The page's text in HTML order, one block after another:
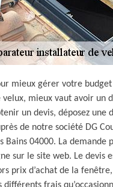
mieux gérer votre
velux, mieux vaut avoir un
un devis, déposez une
de notre société DG
Bains 04000. La demande
sur le site web. Le devis
prix d’achat de la